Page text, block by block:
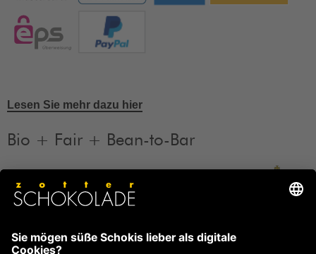
Lesen Sie mehr dazu hier
Bio + Fair + Bean-to-Bar